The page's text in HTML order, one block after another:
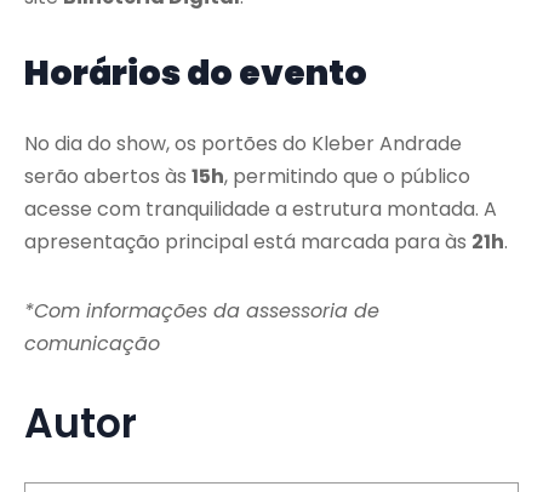
Horários do evento
No dia do show, os portões do Kleber Andrade
serão abertos às 15h, permitindo que o público
acesse com tranquilidade a estrutura montada. A
apresentação principal está marcada para às 21h.
*Com informações da assessoria de
comunicação
Autor